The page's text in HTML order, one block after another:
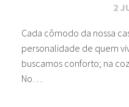
2
Cada cômodo da nossa
personalidade de quem
buscamos conforto; na
No…